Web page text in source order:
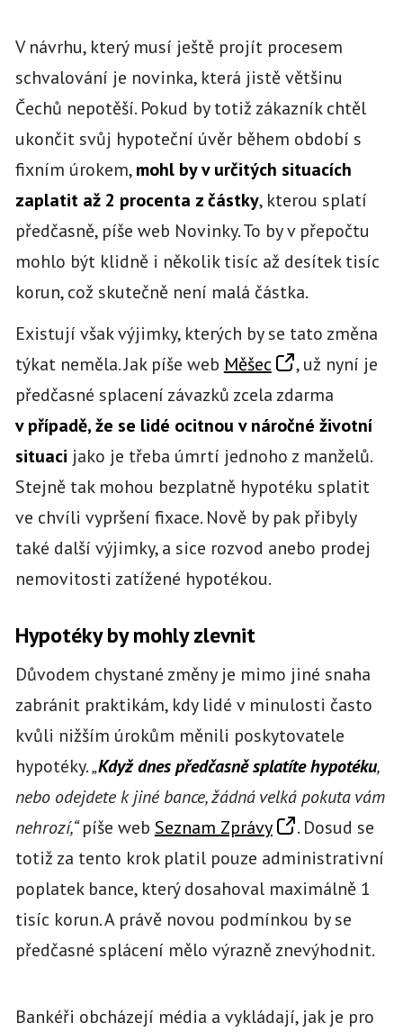
V návrhu, který musí ještě projít procesem
schvalování je novinka, která jistě většinu
Čechů nepotěší. Pokud by totiž zákazník chtěl
ukončit svůj hypoteční úvěr během období s
fixním úrokem,mohl by v určitých situacích
zaplatit až 2 procenta z částky, kterou splatí
předčasně, píše web Novinky. To by v přepočtu
mohlo být klidně i několik tisíc až desítek tisíc
korun, což skutečně není malá částka.
Existují však výjimky, kterých by se tato změna
týkat neměla. Jak píše web Měšec
, už nyní je
předčasné splacení závazků zcela zdarma
v případě, že se lidé ocitnou v náročné životní
situaci jako je třeba úmrtí jednoho z manželů.
Stejně tak mohou bezplatně hypotéku splatit
ve chvíli vypršení fixace. Nově by pak přibyly
také další výjimky, a sice rozvod anebo prodej
nemovitosti zatížené hypotékou.
Hypotéky by mohly zlevnit
Důvodem chystané změny je mimo jiné snaha
zabránit praktikám, kdy lidé v minulosti často
kvůli nižším úrokům měnili poskytovatele
hypotéky.„Když dnes předčasně splatíte hypotéku,
nebo odejdete k jiné bance, žádná velká pokuta vám
nehrozí,“píše web Seznam Zprávy
. Dosud se
totiž za tento krok platil pouze administrativní
poplatek bance, který dosahoval maximálně 1
tisíc korun. A právě novou podmínkou by se
předčasné splácení mělo výrazně znevýhodnit.
Bankéři obcházejí média a vykládají, jak je pro